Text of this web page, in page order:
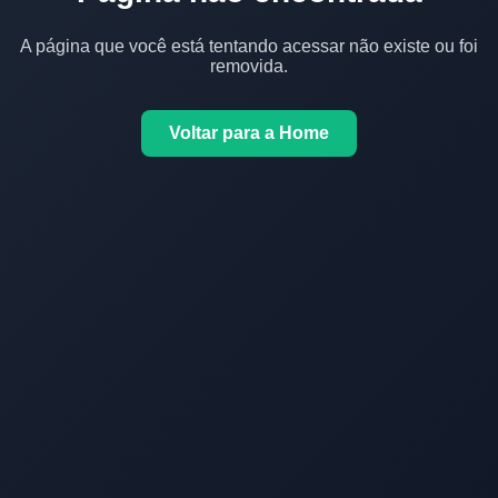
A página que você está tentando acessar não existe ou foi
removida.
Voltar para a Home